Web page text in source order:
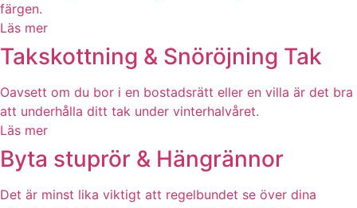
färgen.
Läs mer
Takskottning & Snöröjning Tak
Oavsett om du bor i en bostadsrätt eller en villa är det bra
att underhålla ditt tak under vinterhalvåret.
Läs mer
Byta stuprör & Hängrännor
Det är minst lika viktigt att regelbundet se över dina